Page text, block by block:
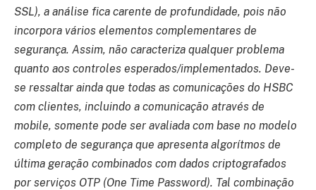
SSL), a análise fica carente de profundidade, pois não
incorpora vários elementos complementares de
segurança. Assim, não caracteriza qualquer problema
quanto aos controles esperados/implementados. Deve-
se ressaltar ainda que todas as comunicações do HSBC
com clientes, incluindo a comunicação através de
mobile, somente pode ser avaliada com base no modelo
completo de segurança que apresenta algorítmos de
última geração combinados com dados criptografados
por serviços OTP (One Time Password). Tal combinação